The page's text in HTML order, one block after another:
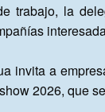
trabajo, la
invita a
2026, que